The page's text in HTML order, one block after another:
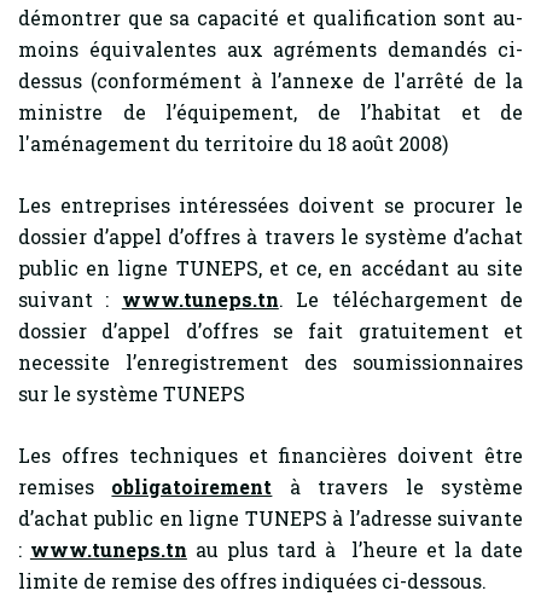
démontrer que sa capacité et qualification sont au-
moins équivalentes aux agréments demandés ci-
dessus (conformément à l’annexe de l'arrêté de la
ministre de l’équipement, de l’habitat et de
l'aménagement du territoire du 18 août 2008)
Les entreprises intéressées doivent se procurer le
dossier d’appel d’offres à travers le système d’achat
public en ligne TUNEPS, et ce, en accédant au site
suivant : www.tuneps.tn. Le téléchargement de
dossier d’appel d’offres se fait gratuitement et
necessite l’enregistrement des soumissionnaires
sur le système TUNEPS
Les offres techniques et financières doivent être
remises obligatoirement à travers le système
d’achat public en ligne TUNEPS à l’adresse suivante
: www.tuneps.tn au plus tard à l’heure et la date
limite de remise des offres indiquées ci-dessous.